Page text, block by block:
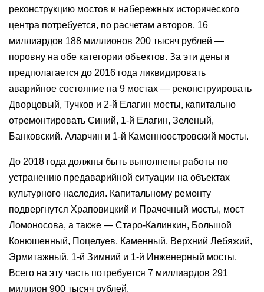
реконструкцию мостов и набережных исторического
центра потребуется, по расчетам авторов, 16
миллиардов 188 миллионов 200 тысяч рублей —
поровну на обе категории объектов. За эти деньги
предполагается до 2016 года ликвидировать
аварийное состояние на 9 мостах — реконструировать
Дворцовый, Тучков и 2-й Елагин мосты, капитально
отремонтировать Синий, 1-й Елагин, Зеленый,
Банковский. Аларчин и 1-й Каменноостровский мосты.
До 2018 года должны быть выполнены работы по
устранению предаварийной ситуации на объектах
культурного наследия. Капитальному ремонту
подвергнутся Храповицкий и Прачечный мосты, мост
Ломоносова, а также — Старо-Калинкин, Большой
Конюшенный, Поцелуев, Каменный, Верхний Лебяжий,
Эрмитажный. 1-й Зимний и 1-й Инженерный мосты.
Всего на эту часть потребуется 7 миллиардов 291
миллион 900 тысяч рублей.